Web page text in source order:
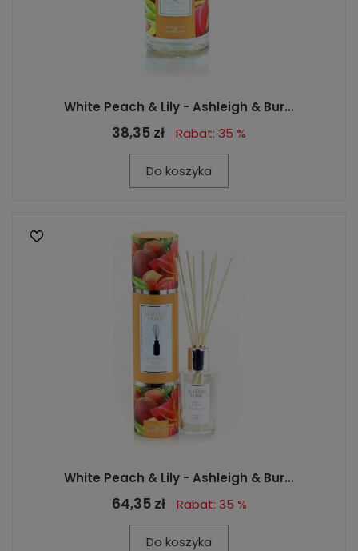
White Peach & Lily - Ashleigh & Bur...
38,35 zł Rabat: 35 %
Do koszyka
White Peach & Lily - Ashleigh & Bur...
64,35 zł Rabat: 35 %
Do koszyka